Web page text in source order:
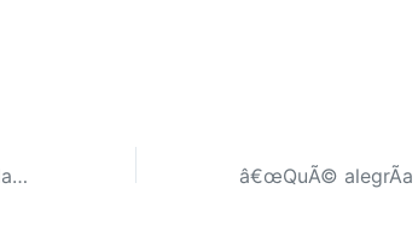
PrecauciÃ³n es lo que piden las autoridades.